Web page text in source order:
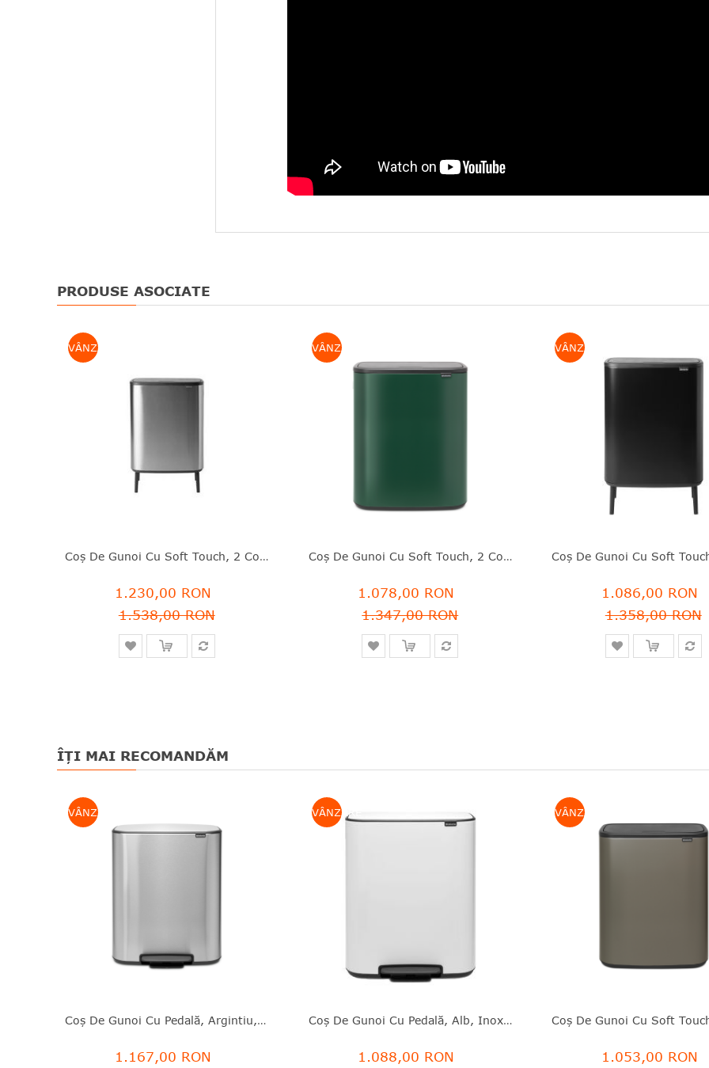
PRODUSE ASOCIATE
VÂNZARE
Coş De Gunoi Cu Soft Touch, 2 Compartimente, Gri, Fingerproof, Inox, 2x30 L, Bo Touch, Brabantia - 8710755130649
1.230,00 RON
1.538,00 RON
VÂNZARE
Coş De Gunoi Cu Soft Touch, 2 Compartimente, Verde Închis, Inox, 2x30 L, Bo Touch, Brabantia - 8710755304224
1.078,00 RON
1.347,00 RON
VÂNZARE
1.086,00 RON
1.358,00 RON
ÎȚI MAI RECOMANDĂM
VÂNZARE
Coş De Gunoi Cu Pedală, Argintiu, Inox Mat, 60 L, Bo, Brabantia - 8710755211324
1.167,00 RON
VÂNZARE
Coş De Gunoi Cu Pedală, Alb, Inox, 60 L, Bo, Brabantia - 8710755211300
1.088,00 RON
VÂNZARE
1.053,00 RON